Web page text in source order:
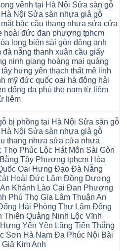
vênh tại Hà Nội Sửa sàn gỗ
Nội Sửa sàn nhựa giả gỗ
bậc cầu thang nhựa sửa cửa
hoài đức đan phượng tphcm
long biên sài gòn đông anh
nẵng thanh xuân cầu giấy
ninh giang hoàng mai quảng
hưng yên thạch thất mê linh
mỹ đức quốc oai hà đông hải
đống đa phú thọ nam từ liêm
liêm
bị phồng tại Hà Nội Sửa sàn gỗ
Nội Sửa sàn nhựa giả gỗ
thang nhựa sửa cửa nhựa
Thọ Phúc Lộc Hát Môn Sài Gòn
Tây Phương tphcm Hòa
Oai Hưng Đạo Đà Nẵng
Hoài Đức Lâm Đồng Dương
Khánh Lào Cai Đan Phượng
Phú Thọ Gia Lâm Thuận An
Hải Phòng Thư Lâm Đông
Thiên Quảng Ninh Lộc Vĩnh
Yên Yên Lãng Tiến Thắng
Sơn Hà Nam Đa Phúc Nội Bài
Kim Anh